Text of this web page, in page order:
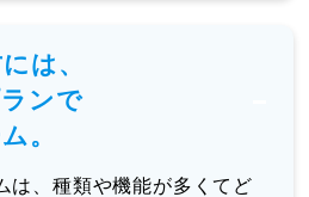
は、
ンで
。
は、種類や機能が多くてど